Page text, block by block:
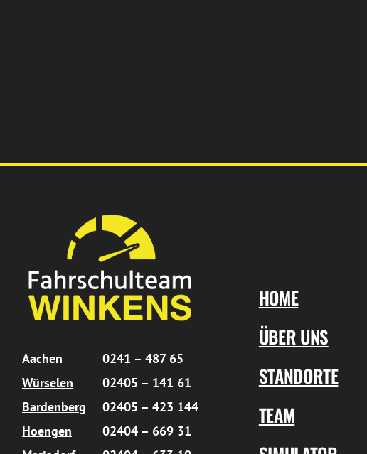
Aachen
0241 – 487 65
Würselen
02405 – 141 61
Bardenberg
02405 – 423 144
Hoengen
02404 – 669 31
HOME
ÜBER UNS
STANDORTE
TEAM